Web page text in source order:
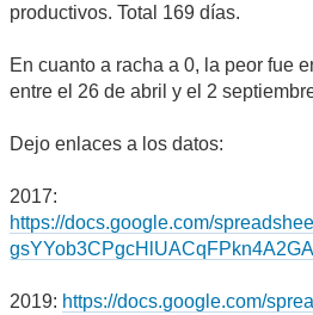
productivos. Total 169 días.
En cuanto a racha a 0, la peor fue
entre el 26 de abril y el 2
Dejo enlaces a los datos:
2017:
https://docs.google.com/
2019: https://docs.google.com/